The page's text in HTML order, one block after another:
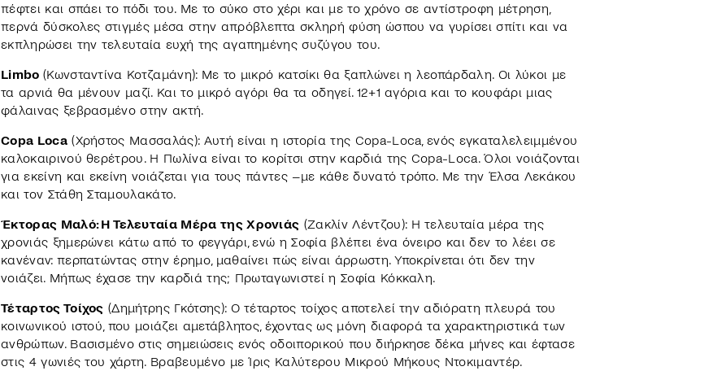
πέφτει και σπάει το πόδι του. Με το σύκο στο χέρι και με το χρόνο σε αντίστροφη μέτρηση,
περνά δύσκολες στιγμές μέσα στην απρόβλεπτα σκληρή φύση ώσπου να γυρίσει σπίτι και να
εκπληρώσει την τελευταία ευχή της αγαπημένης συζύγου του.
Limbo (Κωνσταντίνα Κοτζαμάνη): Με το μικρό κατσίκι θα ξαπλώνει η λεοπάρδαλη. Οι λύκοι με
τα αρνιά θα μένουν μαζί. Και το μικρό αγόρι θα τα οδηγεί. 12+1 αγόρια και το κουφάρι μιας
φάλαινας ξεβρασμένο στην ακτή.
Copa Loca(Χρήστος Μασσαλάς): Αυτή είναι η ιστορία της Copa-Loca, ενός εγκαταλελειμμένου
καλοκαιρινού θερέτρου. Η Πωλίνα είναι το κορίτσι στην καρδιά της Copa-Loca. Όλοι νοιάζονται
για εκείνη και εκείνη νοιάζεται για τους πάντες –με κάθε δυνατό τρόπο. Με την Έλσα Λεκάκου
και τον Στάθη Σταμουλακάτο.
Έκτορας Μαλό: Η Τελευταία Μέρα της Χρονιάς (Ζακλίν Λέντζου): Η τελευταία μέρα της
χρονιάς ξημερώνει κάτω από το φεγγάρι, ενώ η Σοφία βλέπει ένα όνειρο και δεν το λέει σε
κανέναν: περπατώντας στην έρημο, μαθαίνει πώς είναι άρρωστη. Υποκρίνεται ότι δεν την
νοιάζει. Μήπως έχασε την καρδιά της; Πρωταγωνιστεί η Σοφία Κόκκαλη.
Τέταρτος Τοίχος (Δημήτρης Γκότσης): Ο τέταρτος τοίχος αποτελεί την αδιόρατη πλευρά του
κοινωνικού ιστού, που μοιάζει αμετάβλητος, έχοντας ως μόνη διαφορά τα χαρακτηριστικά των
ανθρώπων. Βασισμένο στις σημειώσεις ενός οδοιπορικού που διήρκησε δέκα μήνες και έφτασε
στις 4 γωνιές του χάρτη. Βραβευμένο με Ίρις Καλύτερου Μικρού Μήκους Ντοκιμαντέρ.